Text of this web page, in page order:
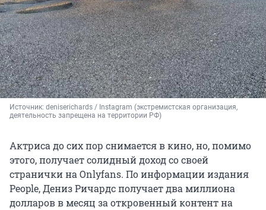
Источник: deniserichards / Instagram (экстремистская организация,
деятельность запрещена на территории РФ)
Актриса до сих пор снимается в кино, но, помимо
этого, получает солидный доход со своей
странички на Onlyfans. По информации издания
People, Дениз Ричардс получает два миллиона
долларов в месяц за откровенный контент на